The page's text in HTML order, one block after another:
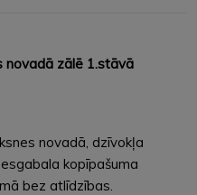
novadā zālē 1.stāvā
novadā, dzīvokļa
kopīpašuma
bez atlīdzības.